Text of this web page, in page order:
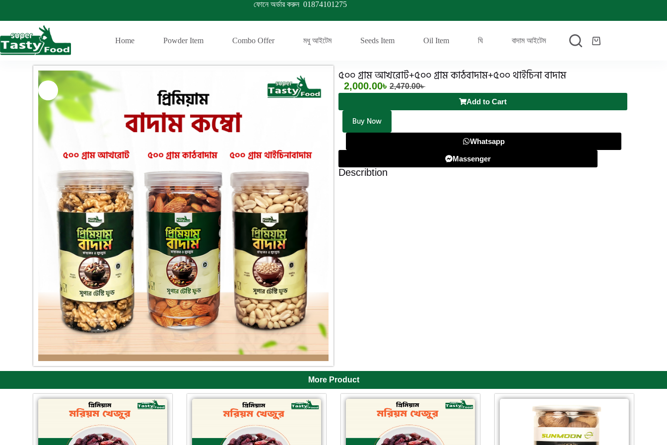
ফোনে অর্ডার করুন 01874101275
Home Powder Item Combo Offer মধু আইটেম Seeds Item Oil Item ঘি বাদাম আইটেম
৫০০ গ্রাম আখরোট+৫০০ গ্রাম কাঠবাদাম+৫০০ থাইচিনা বাদাম
2,470.00৳
2,000.00৳
Add to Cart
Buy Now
Whatsapp
Massenger
Describtion
More Product